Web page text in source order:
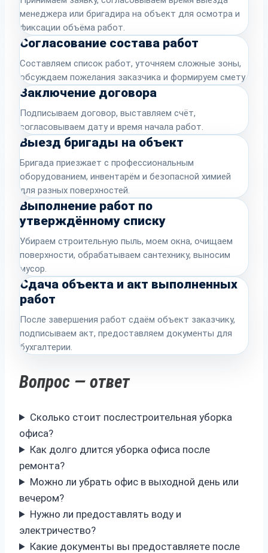
менеджера или бригадира на объект для осмотра и
фиксации объёма работ.
Согласование состава работ
Составляем список работ, уточняем сложные зоны,
обсуждаем пожелания заказчика и формируем смету.
Заключение договора
Подписываем договор, выставляем счёт,
согласовываем дату и время начала работ.
Выезд бригады на объект
Бригада приезжает с профессиональным
оборудованием, инвентарём и безопасной химией
для разных поверхностей.
Выполнение работ по
утверждённому списку
Убираем строительную пыль, моем окна, очищаем
поверхности, обрабатываем сантехнику, выносим
мусор.
Сдача объекта и акт выполненных
работ
После завершения работ сдаём объект заказчику,
подписываем акт, предоставляем документы для
бухгалтерии.
Вопрос — ответ
Сколько стоит послестроительная уборка
офиса?
Как долго длится уборка офиса после
ремонта?
Можно ли убрать офис в выходной день или
вечером?
Нужно ли предоставлять воду и
электричество?
Какие документы вы предоставляете после